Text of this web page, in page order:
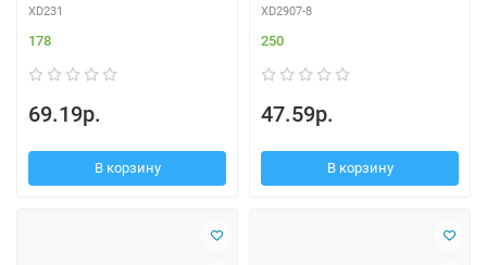
XD231
178
69.19р.
В корзину
XD2907-8
250
47.59р.
В корзину